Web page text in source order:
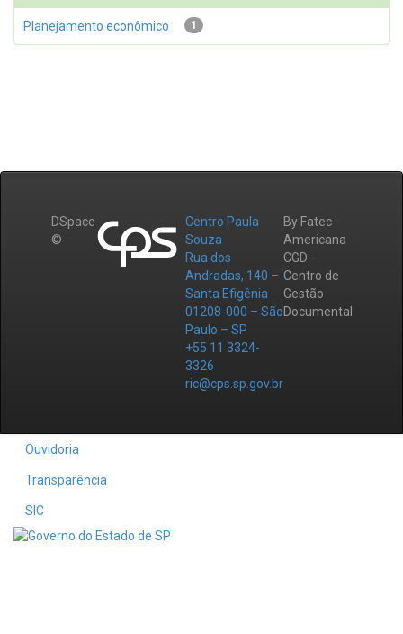
1
Planejamento econômico
DSpace
©
Centro Paula
Souza
Rua dos
Andradas, 140 –
Santa Efigênia
01208-000 – São
Paulo – SP
+55 11 3324-
3326
ric@cps.sp.gov.br
By Fatec
Americana
CGD -
Centro de
Gestão
Documental
Ouvidoria
Transparência
SIC